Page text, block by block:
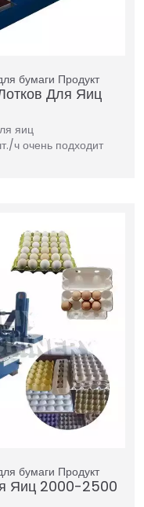
бумаги Продукт
Для Яиц
яиц
ч очень подходит
бумаги Продукт
Яиц 2000-2500